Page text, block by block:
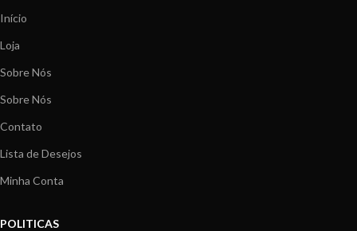
Início
Loja
Sobre Nós
Sobre Nós
Contato
Lista de Desejos
Minha Conta
POLITICAS